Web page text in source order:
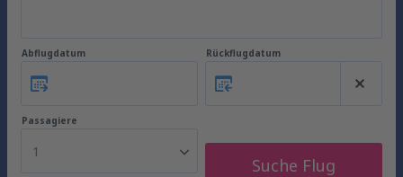
Abflugdatum Rückflugdatum
Passagiere
1
Suche Flug